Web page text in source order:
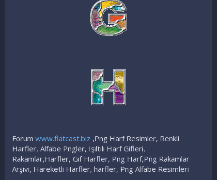
Forum www.flatcast.biz ,Png Harf Resimler, Renkli
Harfler, Alfabe Pngler, Işıltılı Harf Gifleri,
Rakamlar,Harfler, Gif Harfler, Png Harf,Png Rakamlar
Arşivi, Hareketli Harfler, harfler, Png Alfabe Resimleri